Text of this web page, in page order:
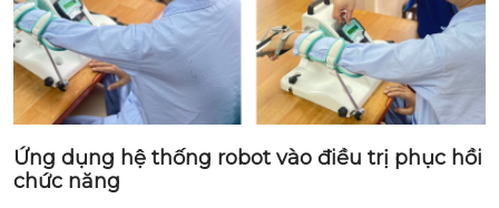
Ứng dụng hệ thống robot vào điều trị phục hồi
chức năng